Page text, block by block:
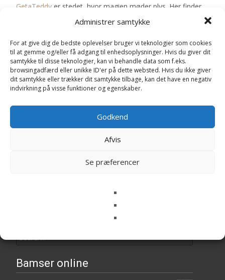
Administrer samtykke
For at give dig de bedste oplevelser bruger vi teknologier som cookies
til at gemme og/eller få adgang til enhedsoplysninger. Hvis du giver dit
samtykke til disse teknologier, kan vi behandle data som f.eks.
browsingadfærd eller unikke ID'er på dette websted. Hvis du ikke giver
dit samtykke eller trækker dit samtykke tilbage, kan det have en negativ
indvirkning på visse funktioner og egenskaber.
Godkend
Afvis
Se præferencer
GetaTeddy er stedet, hvor magien møder plys. Her finder
du et fortryllende udvalg af enhjørningsbamser, der bringer
verden. Vores enhjørningsbamser er nøje udvalgt for deres
høj kvalitet, blødhed og unikke design.
Bamser & Tøjdyr
Enhjørnings Bamser
for:
Bamser online